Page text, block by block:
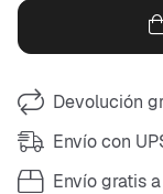
Devolución
Envío con
Envío gratis